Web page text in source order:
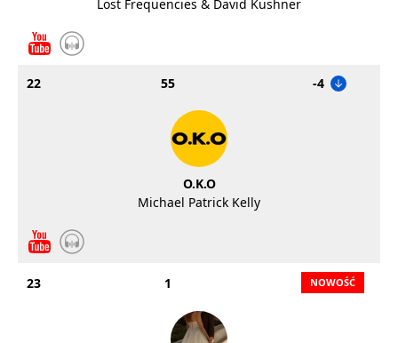
Lost Frequencies & David Kushner
22 55 -4
O.K.O
Michael Patrick Kelly
23 1